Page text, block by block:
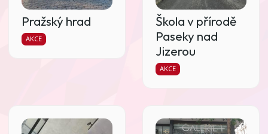
Pražský hrad
AKCE
Škola v přírodě
Paseky nad
Jizerou
AKCE